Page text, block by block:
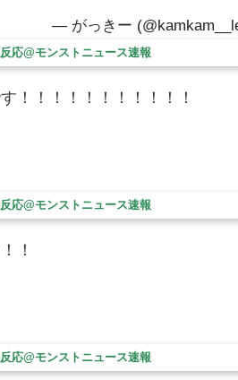
— がっきー
応@モンストニュース速報
！！！！！！！！！！！
応@モンストニュース速報
！
応@モンストニュース速報